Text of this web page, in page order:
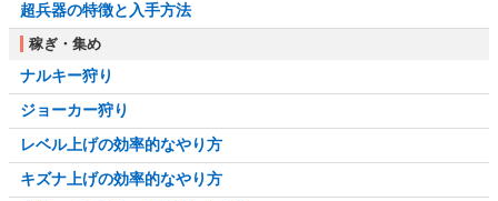
超兵器の特徴と入手方法
稼ぎ・集め
ナルキー狩り
ジョーカー狩り
レベル上げの効率的なやり方
キズナ上げの効率的なやり方